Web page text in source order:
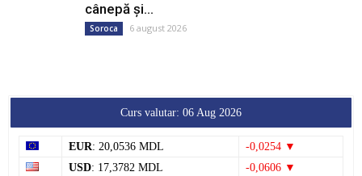
cânepă și...
Soroca 6 august 2026
Curs valutar: 06 Aug 2026
EUR: 20,0536 MDL
-0,0254 ▼
USD: 17,3782 MDL
-0,0606 ▼